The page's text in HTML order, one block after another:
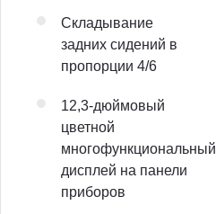
Складывание
задних сидений в
пропорции 4/6
12,3-дюймовый
цветной
многофункциональный
дисплей на панели
приборов